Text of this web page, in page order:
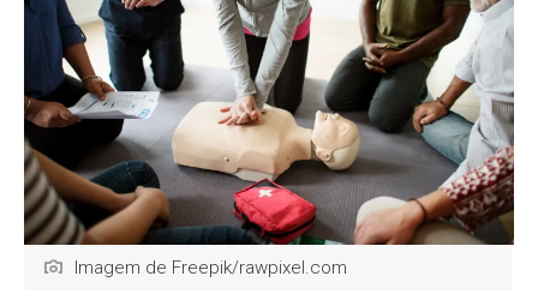
Imagem de Freepik/rawpixel.com